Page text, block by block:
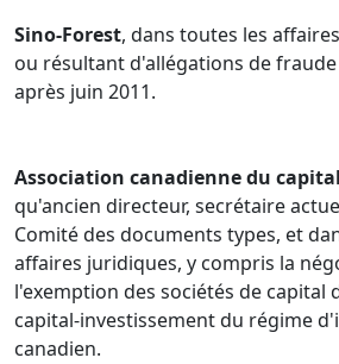
Sino-Forest, dans toutes les
ou résultant d'allégations de
après juin 2011.
Association canadienne du
qu'ancien directeur, secrétaire
Comité des documents types, et
affaires juridiques, y compris la
l'exemption des sociétés de capital
capital-investissement du régime
canadien.